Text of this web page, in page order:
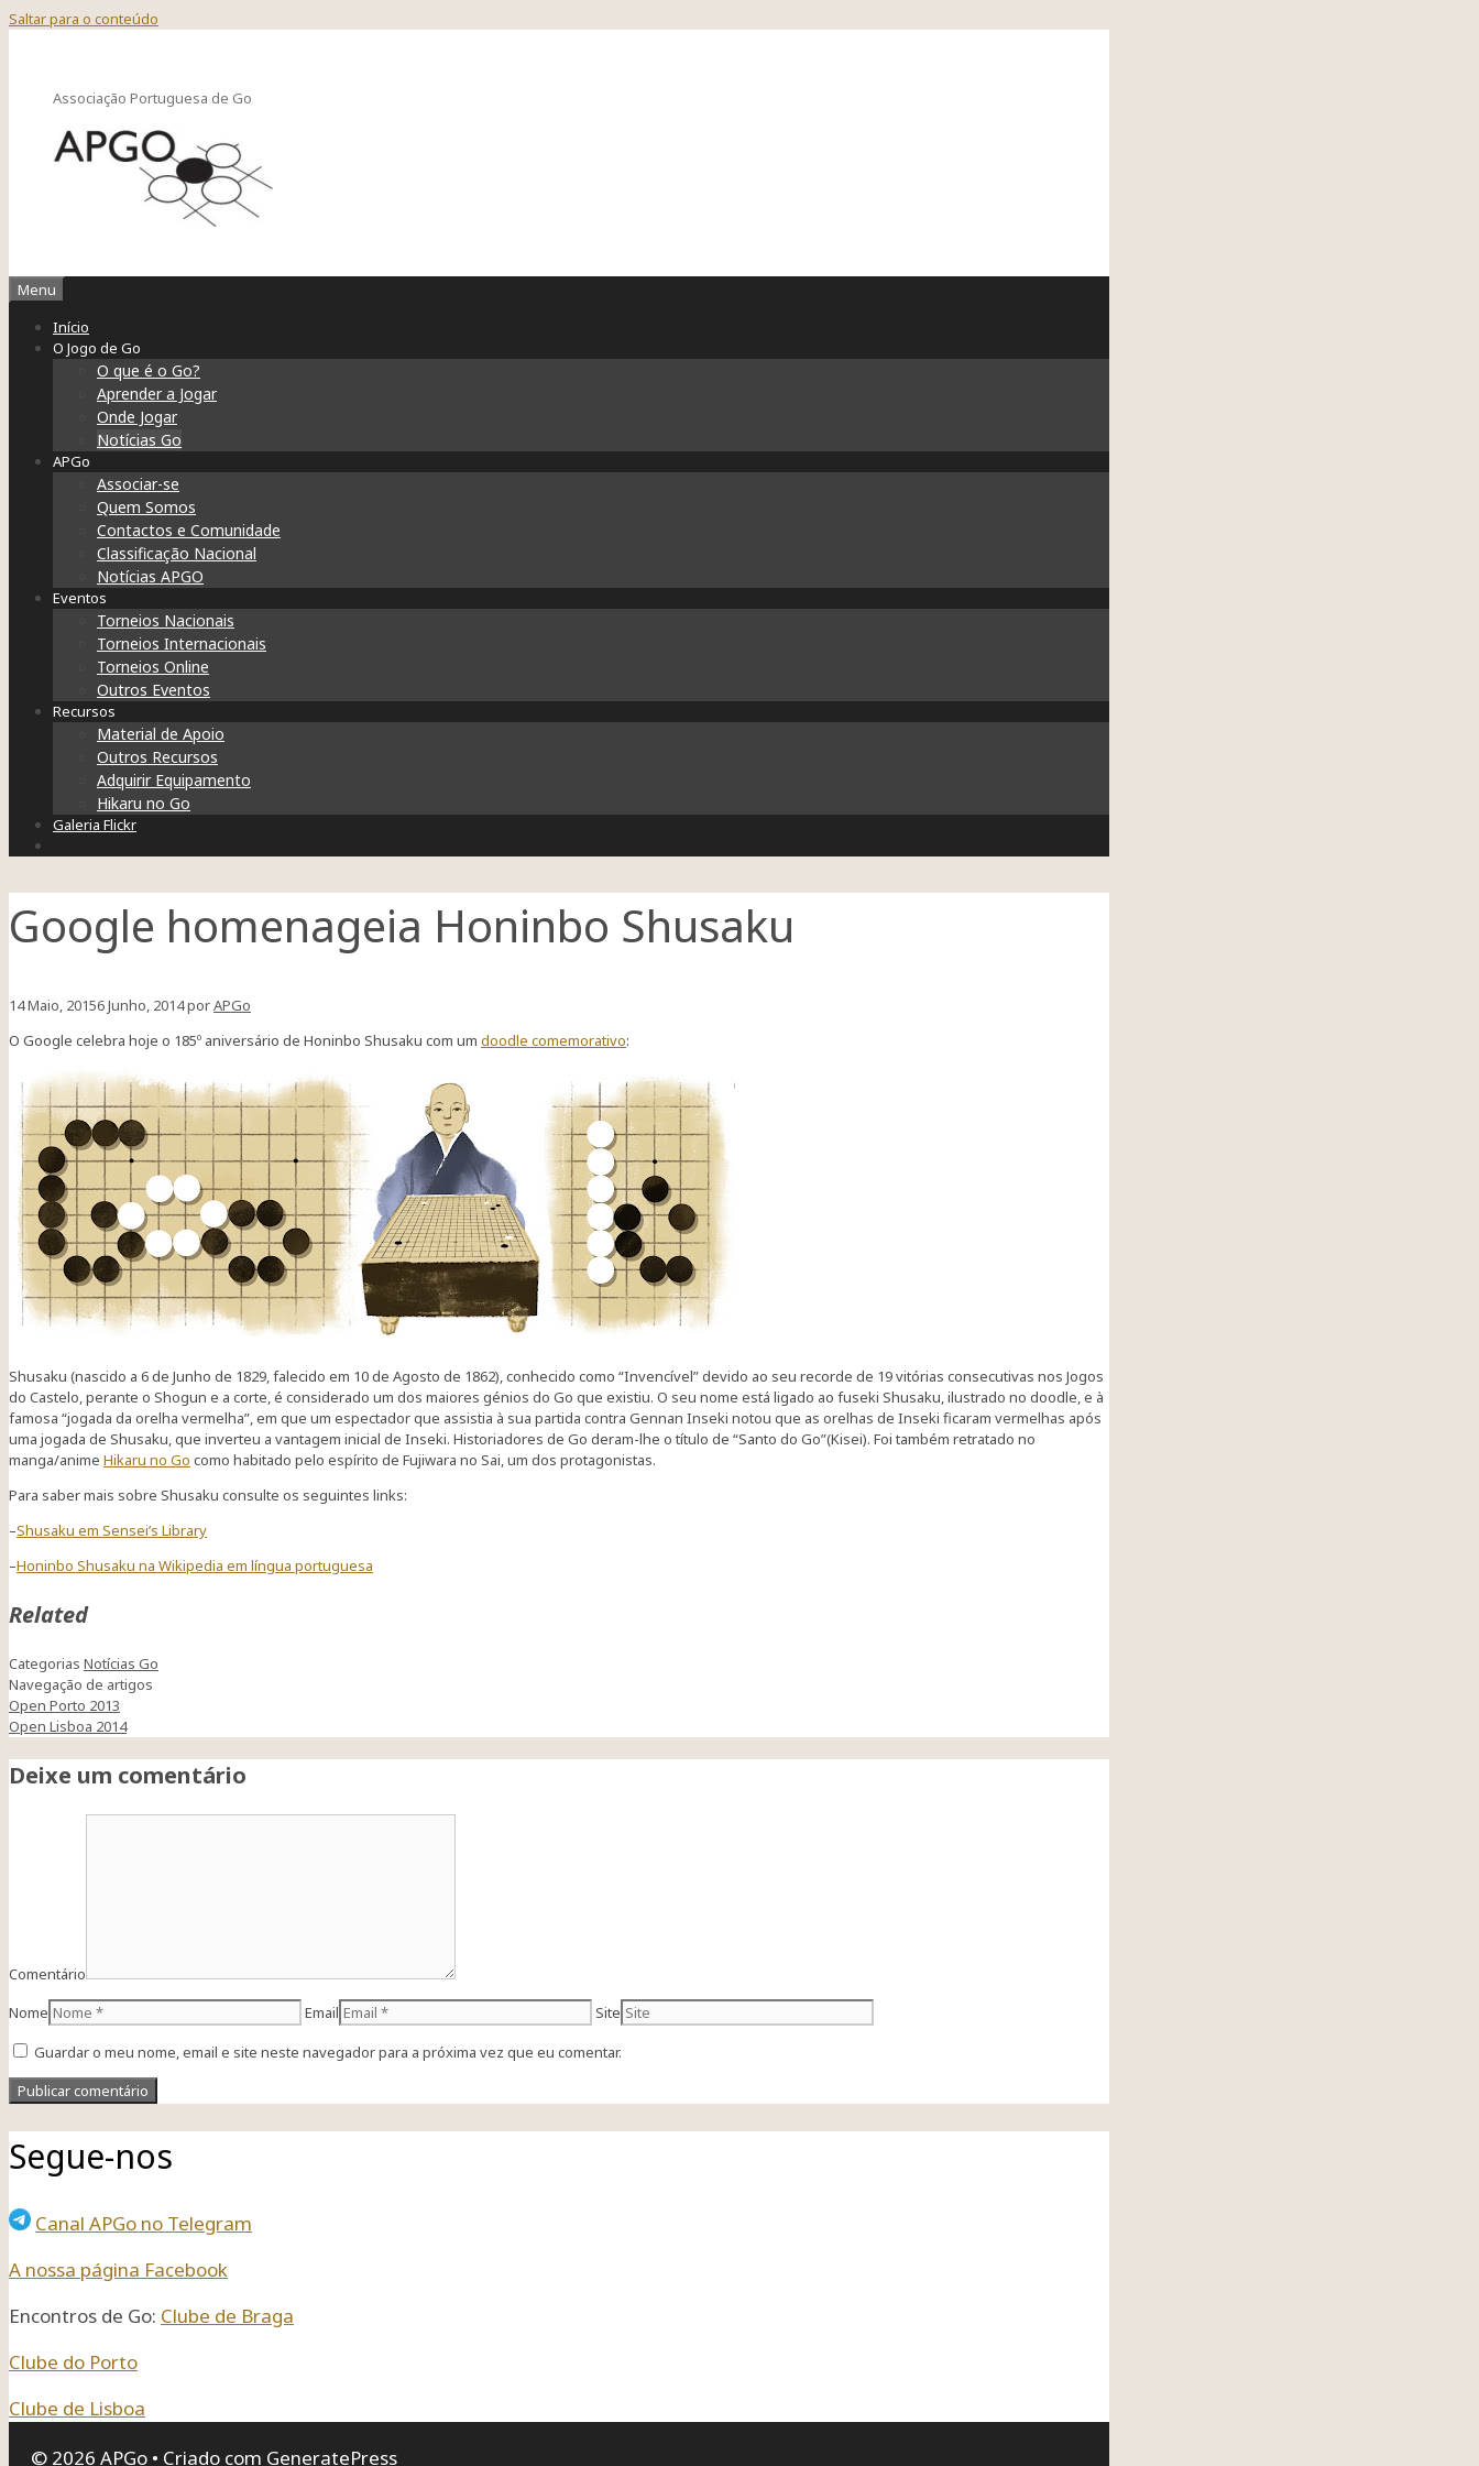
Saltar para o conteúdo
Associação Portuguesa de Go
Menu
Início
O Jogo de Go
O que é o Go?
Aprender a Jogar
Onde Jogar
Notícias Go
APGo
Associar-se
Quem Somos
Contactos e Comunidade
Classificação Nacional
Notícias APGO
Eventos
Torneios Nacionais
Torneios Internacionais
Torneios Online
Outros Eventos
Recursos
Material de Apoio
Outros Recursos
Adquirir Equipamento
Hikaru no Go
Galeria Flickr
Google homenageia Honinbo Shusaku
14 Maio, 20156 Junho, 2014porAPGo
O Google celebra hoje o 185º aniversário de Honinbo Shusaku com um doodle comemorativo:
Shusaku (nascido a 6 de Junho de 1829, falecido em 10 de Agosto de 1862), conhecido como “Invencível” devido ao seu recorde de 19 vitórias consecutivas nos Jogos
do Castelo, perante o Shogun e a corte, é considerado um dos maiores génios do Go que existiu. O seu nome está ligado ao fuseki Shusaku, ilustrado no doodle, e à
famosa “jogada da orelha vermelha”, em que um espectador que assistia à sua partida contra Gennan Inseki notou que as orelhas de Inseki ficaram vermelhas após
uma jogada de Shusaku, que inverteu a vantagem inicial de Inseki. Historiadores de Go deram-lhe o título de “Santo do Go”(Kisei). Foi também retratado no
manga/anime Hikaru no Go como habitado pelo espírito de Fujiwara no Sai, um dos protagonistas.
Para saber mais sobre Shusaku consulte os seguintes links:
–Shusaku em Sensei’s Library
–Honinbo Shusaku na Wikipedia em língua portuguesa
Related
Categorias Notícias Go
Navegação de artigos
Open Porto 2013
Open Lisboa 2014
Deixe um comentário
Comentário
Nome
Email
Site
Guardar o meu nome, email e site neste navegador para a próxima vez que eu comentar.
Segue-nos
Canal APGo no Telegram
A nossa página Facebook
Encontros de Go: Clube de Braga
Clube do Porto
Clube de Lisboa
© 2026 APGo • Criado com GeneratePress